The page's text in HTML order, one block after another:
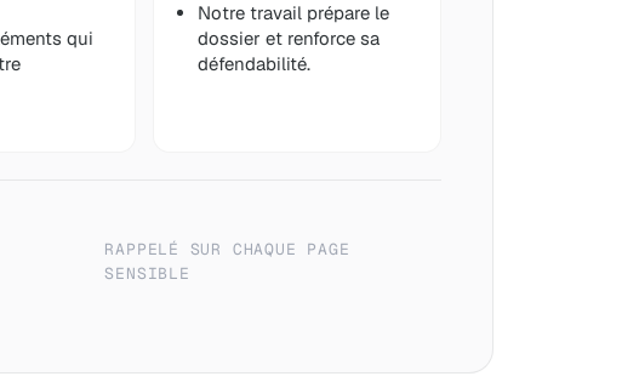
qui
Notre travail prépare le
dossier et renforce sa
défendabilité.
RAPPELÉ SUR CHAQUE PAGE
SENSIBLE